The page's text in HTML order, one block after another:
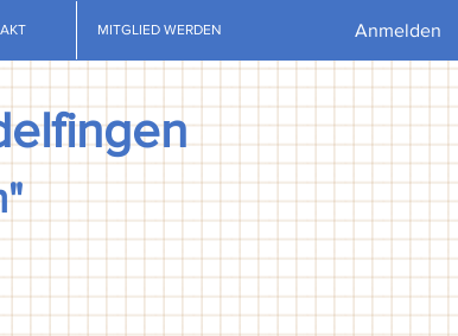
MITGLIED WERDEN Anmelden